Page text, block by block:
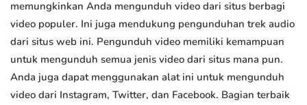
memungkinkan Anda mengunduh video dari situs berbagi
video populer. Ini juga mendukung pengunduhan trek audio
dari situs web ini. Pengunduh video memiliki kemampuan
untuk mengunduh semua jenis video dari situs mana pun.
Anda juga dapat menggunakan alat ini untuk mengunduh
video dari Instagram, Twitter, dan Facebook. Bagian terbaik